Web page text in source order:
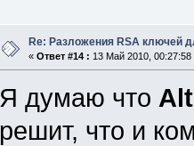
Re: Разложения RSA ключей
« Ответ #14 : 13 Май 2010, 00:27:58
Я думаю что
решит, что и